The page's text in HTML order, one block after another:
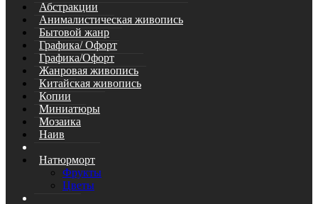
Абстракции
Анималистическая живопись
Бытовой жанр
Графика/ Офорт
Графика/Офорт
Жанровая живопись
Китайская живопись
Копии
Миниатюры
Мозаика
Наив
Натюрморт
Фрукты
Цветы